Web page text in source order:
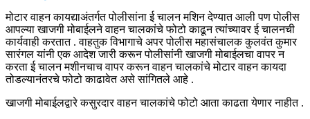
मोटार वाहन कायद्याअंतर्गत पोलीसांना ई चालन मशिन देण्यात आली पण पोलीस
आपल्या खाजगी मोबाईलने वाहन चालकांचे फोटो काढून त्यांच्यावर ई चालनची
कार्यवाही करतात . वाहतुक विभागाचे अपर पोलीस महासंचालक कुलवंत कुमार
सारंगल यांनी एक आदेश जारी करून पोलीसांनी खाजगी मोबाईलचा वापर न
करता ई चालन मशीनचाच वापर करून वाहन चालकांचे मोटार वाहन कायदा
तोडल्यानंतरचे फोटो काढावेत असे सांगितले आहे .
खाजगी मोबाईलद्वारे कसुरदार वाहन चालकांचे फोटो आता काढता येणार नाहीत .